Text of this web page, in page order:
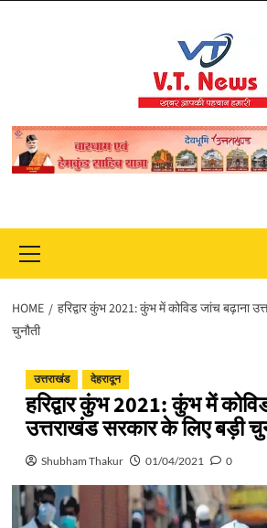
Menu
HOME
हरिद्वार कुंभ 2021: कुंभ में कोविड जांच बढ़ाना
चुनौती
उत्तराखंड देहरादून
हरिद्वार कुंभ 2021: कुंभ में
उत्तराखंड सरकार के लिए बड़ी
Shubham Thakur 01/04/2021 0